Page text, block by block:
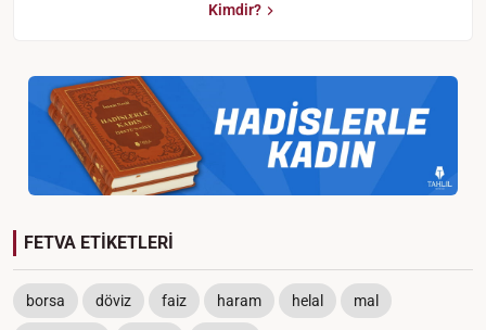
Kimdir?
FETVA ETİKETLERİ
borsa döviz faiz haram helal mal